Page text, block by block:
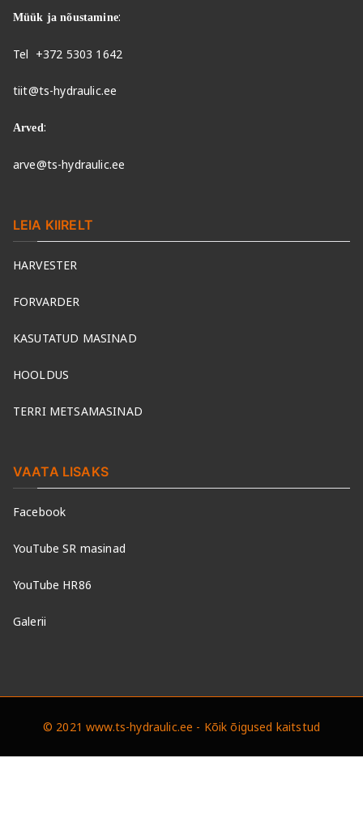
Müük ja nõustamine:
Tel +372 5303 1642
tiit@ts-hydraulic.ee
Arved:
arve@ts-hydraulic.ee
LEIA KIIRELT
HARVESTER
FORVARDER
KASUTATUD MASINAD
HOOLDUS
TERRI METSAMASINAD
VAATA LISAKS
Facebook
YouTube SR masinad
YouTube HR86
Galerii
© 2021 www.ts-hydraulic.ee - Kõik õigused kaitstud